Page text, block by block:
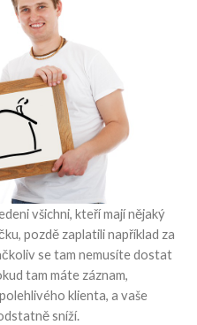
všichni, kteří mají nějaký
pozdě zaplatili například za
se tam nemusíte dostat
tam máte záznam,
klienta, a vaše
sníží.